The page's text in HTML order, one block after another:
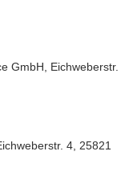
GmbH, Eichweberstr.
4, 25821